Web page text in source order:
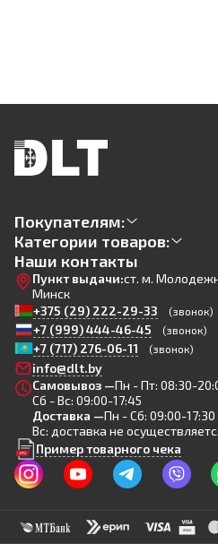
Покупателям:
Категории товаров:
Наши контакты
Пункт выдачи:ст. м.
Минск
+375 (29) 222-29-33
(звонок)
+7 (999) 444-46-45 (звонок)
+7 (717) 276-06-11 (звонок)
info@dlt.by
Самовывоз —Пн - Пт: 08:30-
Сб - Вс: 09:00-17:45
Доставка —Пн - Сб: 09:00-17:30
Вс: доставка не
Пример товарного чека